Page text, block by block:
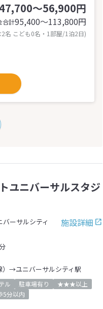
～56,900円
合計95,400〜113,800円
2名 こども0名・1部屋/1泊2日)
ユニバーサルスタジ
施設詳細
バーサルシティ
→ユニバーサルシティ駅
ル 駐車場有り
★★★以上
5分以内